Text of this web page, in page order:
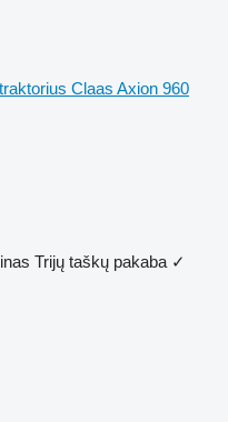
Claas Axion 960
Trijų taškų pakaba ✓